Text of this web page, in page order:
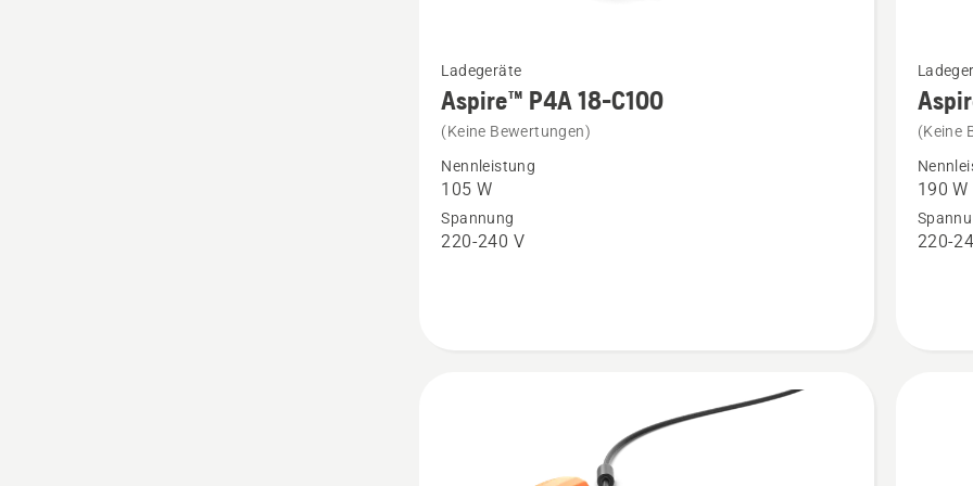
Details
zu
Aspire™
P4A
18-
C100
Ladegeräte
Aspire™ P4A 18-C100
(Keine Bewertungen)
Nennleistung
105 W
Spannung
220-240 V
Details
Aspire™
P4A
18-
C170
(Keine
190 W
220-